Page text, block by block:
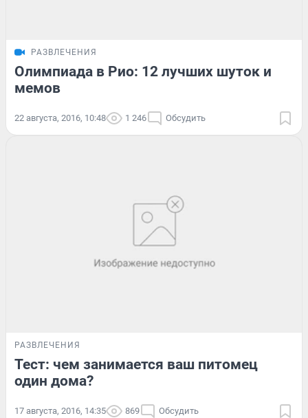
РАЗВЛЕЧЕНИЯ
Олимпиада в Рио: 12 лучших шуток и
мемов
22 августа, 2016, 10:48 1 246 Обсудить
РАЗВЛЕЧЕНИЯ
Тест: чем занимается ваш питомец
один дома?
17 августа, 2016, 14:35 869 Обсудить